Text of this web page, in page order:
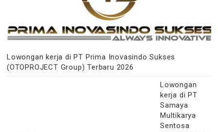
Lowongan kerja di PT Prima Inovasindo Sukses
(OTOPROJECT Group) Terbaru 2026
Lowongan
kerja di PT
Samaya
Multikarya
Sentosa